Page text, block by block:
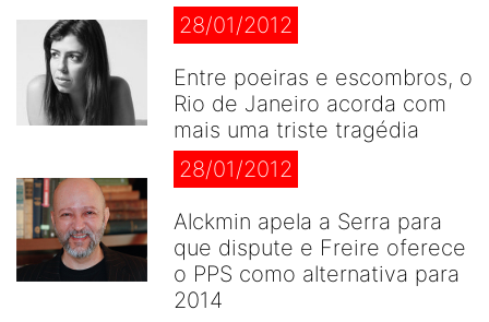
28/01/2012
Entre poeiras e escombros, o
Rio de Janeiro acorda com
mais uma triste tragédia
28/01/2012
Alckmin apela a Serra para
que dispute e Freire oferece
o PPS como alternativa para
2014